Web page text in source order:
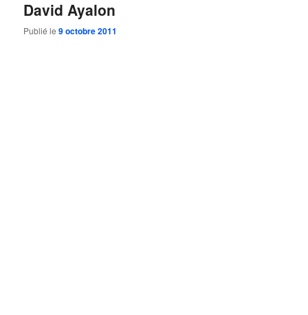
David Ayalon
Publié le9 octobre 2011